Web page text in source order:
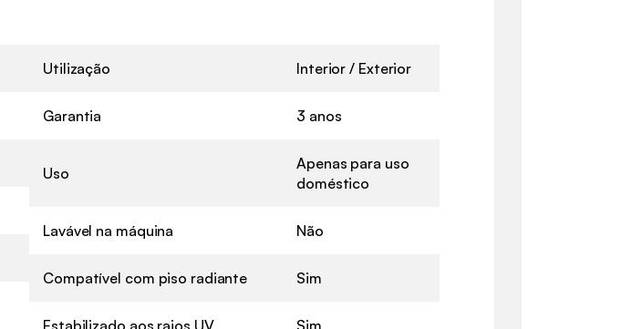
Utilização Interior / Exterior
Garantia 3 anos
Uso
Apenas para uso
doméstico
Lavável na máquina Não
Compatível com piso radiante Sim